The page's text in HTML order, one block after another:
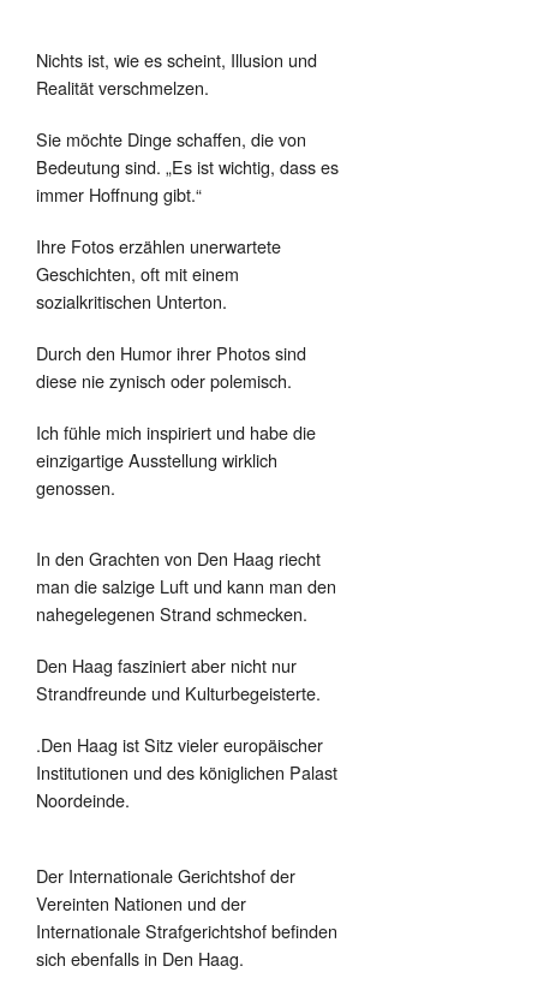
Nichts ist, wie es scheint, Illusion und
Realität verschmelzen.
Sie möchte Dinge schaffen, die von
Bedeutung sind. „Es ist wichtig, dass es
immer Hoffnung gibt.“
Ihre Fotos erzählen unerwartete
Geschichten, oft mit einem
sozialkritischen Unterton.
Durch den Humor ihrer Photos sind
diese nie zynisch oder polemisch.
Ich fühle mich inspiriert und habe die
einzigartige Ausstellung wirklich
genossen.
In den Grachten von Den Haag riecht
man die salzige Luft und kann man den
nahegelegenen Strand schmecken.
Den Haag fasziniert aber nicht nur
Strandfreunde und Kulturbegeisterte.
.Den Haag ist Sitz vieler europäischer
Institutionen und des königlichen Palast
Noordeinde.
Der Internationale Gerichtshof der
Vereinten Nationen und der
Internationale Strafgerichtshof befinden
sich ebenfalls in Den Haag.